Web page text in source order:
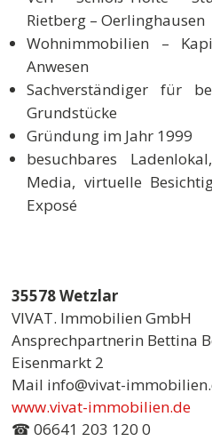
Rietberg – Oerlinghausen
Wohnimmobilien –
Anwesen
Sachverständiger für
Grundstücke
Gründung im Jahr 1999
besuchbares
Media, virtuelle
Exposé
35578 Wetzlar
VIVAT. Immobilien GmbH
Ansprechpartnerin Bettina
Eisenmarkt 2
Mail info@vivat-
www.vivat-immobilien.de
☎ 06641 203 120 0